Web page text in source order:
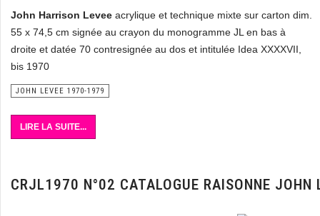
John Harrison Levee acrylique et technique mixte sur carton dim.
55 x 74,5 cm signée au crayon du monogramme JL en bas à
droite et datée 70 contresignée au dos et intitulée Idea XXXXVII,
bis 1970
JOHN LEVEE 1970-1979
LIRE LA SUITE...
CRJL1970 N°02 CATALOGUE RAISONNE JOHN